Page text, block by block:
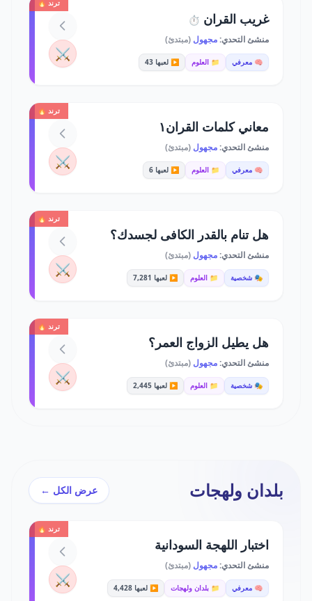
ترند 🔥
غريب القران ⏱️
منشئ التحدي:مجهول (مبتدئ)
🧠 معرفي 📁 العلوم ▶️ لعبها 43 ⚔️
ترند 🔥
معاني كلمات القران١
منشئ التحدي:مجهول (مبتدئ)
🧠 معرفي 📁 العلوم ▶️ لعبها 6 ⚔️
ترند 🔥
هل تنام بالقدر الكافى لجسدك؟
منشئ التحدي:مجهول (مبتدئ)
🎭 شخصية 📁 العلوم ▶️ لعبها 7,281 ⚔️
ترند 🔥
هل يطيل الزواج العمر؟
منشئ التحدي:مجهول (مبتدئ)
🎭 شخصية 📁 العلوم ▶️ لعبها 2,445 ⚔️
بلدان ولهجات عرض الكل ←
ترند 🔥
اختبار اللهجة السودانية
منشئ التحدي:مجهول (مبتدئ)
🧠 معرفي 📁 بلدان ولهجات ▶️ لعبها 4,428 ⚔️